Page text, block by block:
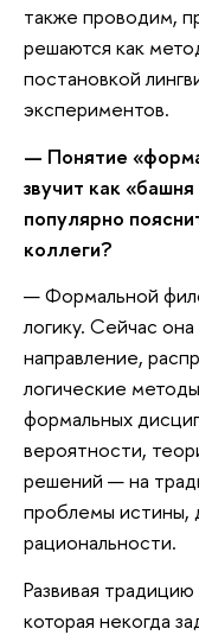
также проводим,
решаются как
постановкой
экспериментов.
— Понятие
звучит как
популярно
коллеги?
— Формальной
логику. Сейчас
направление,
логические
формальных
вероятности,
решений — на
проблемы истины,
рациональности.
Развивая
которая некогда